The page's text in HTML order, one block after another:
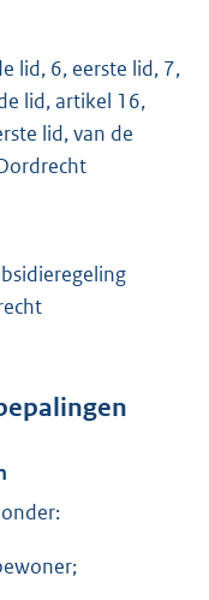
lid, 6, eerste lid, 7,
lid, artikel 16,
lid, van de